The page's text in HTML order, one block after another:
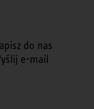
do nas
e-mail